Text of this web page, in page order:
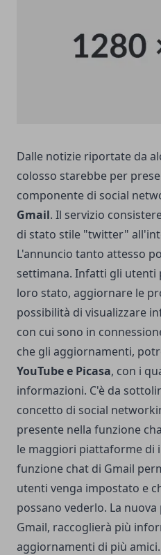
Dalle notizie riportate da
colosso starebbe per
componente di social
Gmail. Il servizio
di stato stile "twitter"
L'annuncio tanto attesso
settimana. Infatti gli utenti
loro stato, aggiornare le
possibilità di visualizzare
con cui sono in
che gli aggiornamenti,
YouTube e Picasa, con i
informazioni. C'è da
concetto di social
presente nella funzione
le maggiori piattaforme di
funzione chat di Gmail
utenti venga impostato e
possano vederlo. La
Gmail, raccoglierà più
aggiornamenti di più